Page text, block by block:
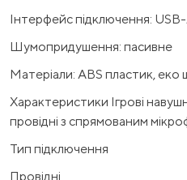
Інтерфейс підключення:
Шумопридушення: пасивне
Матеріали: ABS пластик, еко
Характеристики Ігрові
провідні з спрямованим
Тип підключення
Провідні